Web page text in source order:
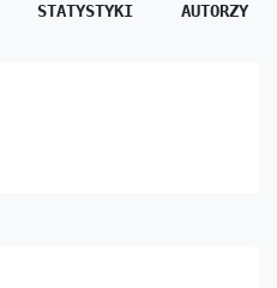
STATYSTYKI AUTORZY